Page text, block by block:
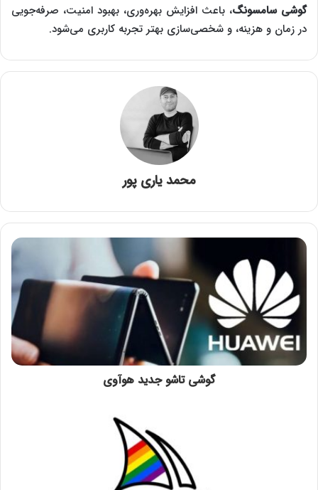
گوشی سامسونگ، باعث افزایش بهره‌وری، بهبود امنیت، صرفه‌جویی
در زمان و هزینه، و شخصی‌سازی بهتر تجربه کاربری می‌شود.
محمد یاری پور
گوشی تاشو جدید هوآوی